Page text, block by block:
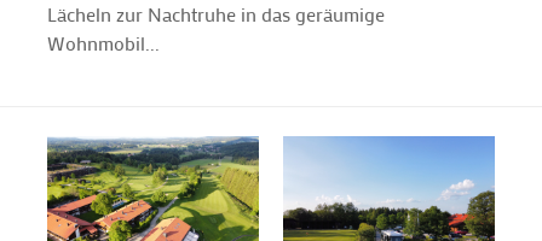
Lächeln zur Nachtruhe in das geräumige
Wohnmobil...